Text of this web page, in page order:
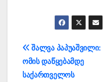
პოსტის
ნავიგაცია
შალვა პაპუაშვილი:
ომის დაწყებამდე
საქართველოს